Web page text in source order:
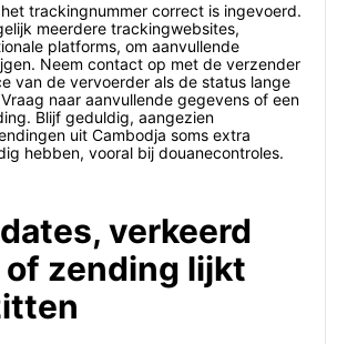
trackingnummer correct is ingevoerd.
meerdere trackingwebsites,
platforms, om aanvullende
Neem contact op met de verzender
van de vervoerder als de status lange
naar aanvullende gegevens of een
Blijf geduldig, aangezien
uit Cambodja soms extra
hebben, vooral bij douanecontroles.
verkeerd
of zending lijkt